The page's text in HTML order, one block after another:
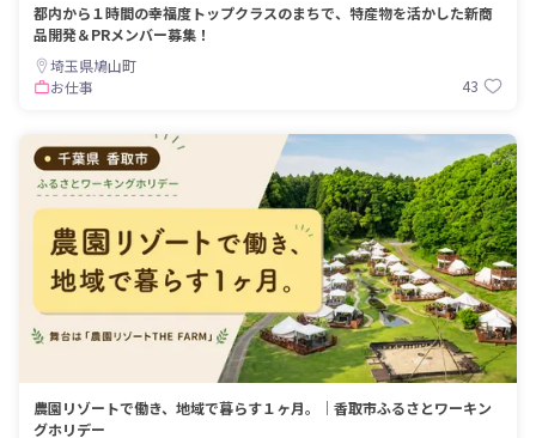
都内から１時間の幸福度トップクラスのまちで、特産物を活かした新商
品開発＆PRメンバー募集！
埼玉県鳩山町
お仕事
43
農園リゾートで働き、地域で暮らす１ヶ月。｜香取市ふるさとワーキン
グホリデー